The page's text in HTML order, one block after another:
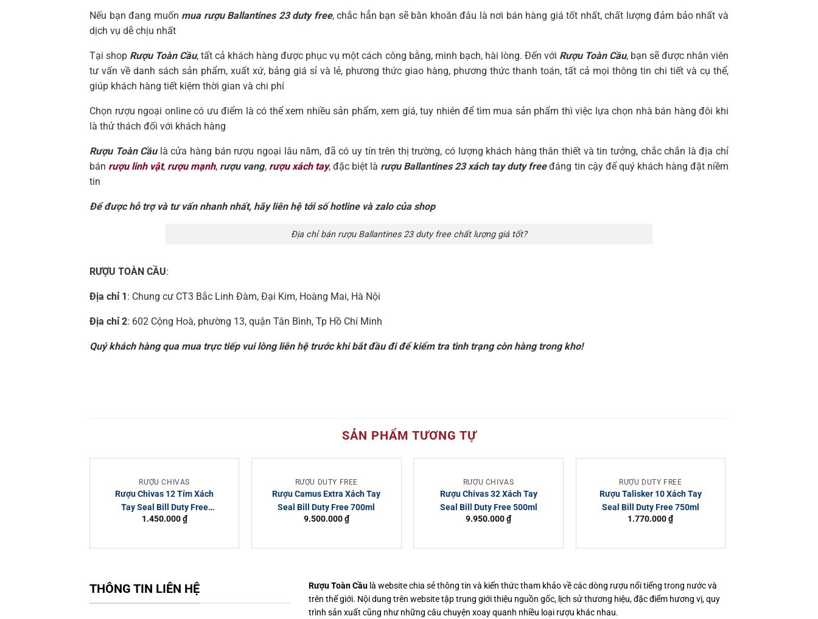
Nếu bạn đang muốn mua rượu Ballantines 23 duty free, chắc hẳn bạn sẽ băn khoăn đâu là nơi bán hàng giá tốt nhất, chất lượng đảm bảo nhất và
dịch vụ dễ chịu nhất
Tại shop Rượu Toàn Cầu, tất cả khách hàng được phục vụ một cách công bằng, minh bạch, hài lòng. Đến với Rượu Toàn Cầu, bạn sẽ được nhân viên
tư vấn về danh sách sản phẩm, xuất xứ, bảng giá sỉ và lẻ, phương thức giao hàng, phương thức thanh toán, tất cả mọi thông tin chi tiết và cụ thể,
giúp khách hàng tiết kiệm thời gian và chi phí
Chọn rượu ngoại online có ưu điểm là có thể xem nhiều sản phẩm, xem giá, tuy nhiên để tìm mua sản phẩm thì việc lựa chọn nhà bán hàng đôi khi
là thử thách đối với khách hàng
Rượu Toàn Cầulà cửa hàng bán rượu ngoại lâu năm, đã có uy tín trên thị trường, có lượng khách hàng thân thiết và tin tưởng, chắc chắn là địa chỉ
bán rượu linh vật, rượu mạnh, rượu vang, rượu xách tay, đặc biệt là rượu Ballantines 23 xách tay duty freeđáng tin cậy để quý khách hàng đặt niềm
tin
Để được hỗ trợ và tư vấn nhanh nhất, hãy liên hệ tới số hotline và zalo của shop
Địa chỉ bán rượu Ballantines 23 duty free chất lượng giá tốt?
RƯỢU TOÀN CẦU:
Địa chỉ 1 : Chung cư CT3 Bắc Linh Đàm, Đại Kim, Hoàng Mai, Hà Nội
Địa chỉ 2: 602 Cộng Hoà, phường 13, quận Tân Bình, Tp Hồ Chí Minh
Quý khách hàng qua mua trực tiếp vui lòng liên hệ trước khi bắt đầu đi để kiểm tra tình trạng còn hàng trong kho!
SẢN PHẨM TƯƠNG TỰ
RƯỢU CHIVAS
Rượu Chivas 12 Tím Xách
Tay Seal Bill Duty Free
1000ml
1.450.000₫
RƯỢU DUTY FREE
Rượu Camus Extra Xách Tay
Seal Bill Duty Free 700ml
9.500.000₫
RƯỢU CHIVAS
Rượu Chivas 32 Xách Tay
Seal Bill Duty Free 500ml
9.950.000₫
RƯỢU DUTY FREE
Rượu Talisker 10 Xách Tay
Seal Bill Duty Free 750ml
1.770.000₫
THÔNG TIN LIÊN HỆ Rượu Toàn Cầu là website chia sẻ thông tin và kiến thức tham khảo về các dòng rượu nổi tiếng trong nước và
trên thế giới. Nội dung trên website tập trung giới thiệu nguồn gốc, lịch sử thương hiệu, đặc điểm hương vị, quy
trình sản xuất cũng như những câu chuyện xoay quanh nhiều loại rượu khác nhau.